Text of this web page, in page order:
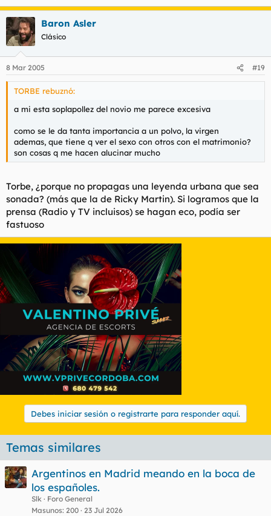
Baron Asler
Clásico
8 Mar 2005 #19
TORBE rebuznó:
a mi esta soplapollez del novio me parece excesiva
como se le da tanta importancia a un polvo, la virgen
ademas, que tiene q ver el sexo con otros con el matrimonio?
son cosas q me hacen alucinar mucho
Torbe, ¿porque no propagas una leyenda urbana que sea
sonada? (más que la de Ricky Martin). Si logramos que la
prensa (Radio y TV incluisos) se hagan eco, podía ser
fastuoso
Debes iniciar sesión o registrarte para responder aquí.
Temas similares
Argentinos en Madrid meando en la boca de
los españoles.
Slk
Foro General
Masunos 200 23 Jul 2026